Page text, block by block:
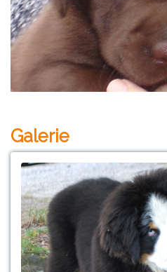
Galerie